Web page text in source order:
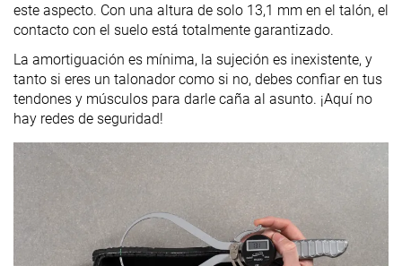
este aspecto. Con una altura de solo 13,1 mm en el talón, el
contacto con el suelo está totalmente garantizado.
La amortiguación es mínima, la sujeción es inexistente, y
tanto si eres un talonador como si no, debes confiar en tus
tendones y músculos para darle caña al asunto. ¡Aquí no
hay redes de seguridad!